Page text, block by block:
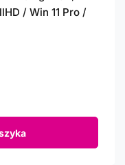
/ Win 11 Pro /